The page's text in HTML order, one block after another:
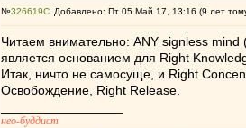
№326619 Добавлено: Пт 05 Май 17, 13:16 (9 лет
Читаем внимательно: ANY signless
является основанием для Right
Итак, ничто не самосуще, и Right
Освобождение, Right Release.
нео-буддист